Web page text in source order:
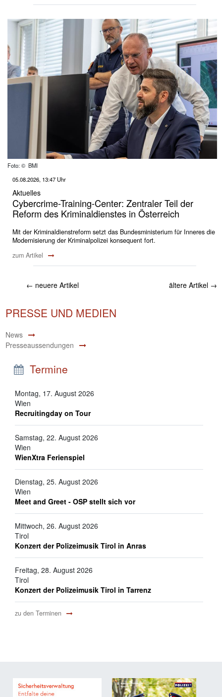
Foto: © BMI
05.08.2026, 13:47 Uhr
Aktuelles
Cybercrime-Training-Center: Zentraler Teil der
Reform des Kriminaldienstes in Österreich
Mit der Kriminaldienstreform setzt das Bundesministerium für Inneres die
Modernisierung der Kriminalpolizei konsequent fort.
zum Artikel
← neuere Artikel ältere Artikel →
PRESSE UND MEDIEN
News
Presseaussendungen
Termine
Montag, 17. August 2026
Wien
Recruitingday on Tour
Samstag, 22. August 2026
Wien
WienXtra Ferienspiel
Dienstag, 25. August 2026
Wien
Meet and Greet - OSP stellt sich vor
Mittwoch, 26. August 2026
Tirol
Konzert der Polizeimusik Tirol in Anras
Freitag, 28. August 2026
Tirol
Konzert der Polizeimusik Tirol in Tarrenz
zu den Terminen